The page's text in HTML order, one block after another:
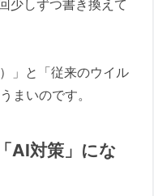
少しずつ書き換えて
」と「従来のウイル
まいのです。
AI対策」にな